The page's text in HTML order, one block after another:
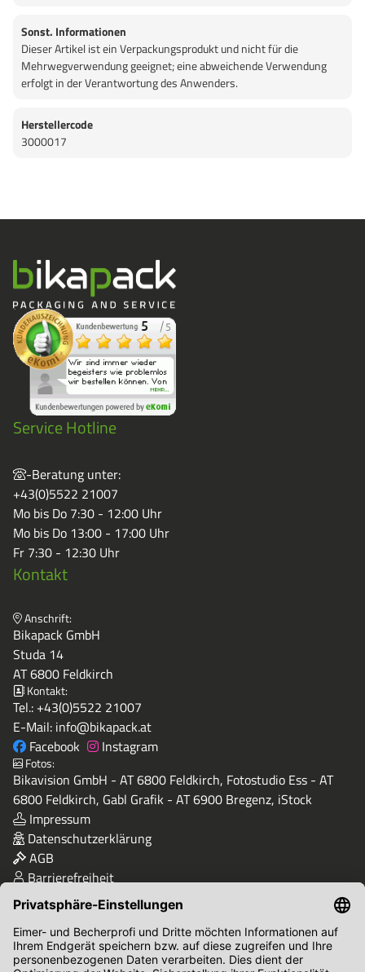
Sonst. Informationen
Dieser Artikel ist ein Verpackungsprodukt und nicht für die
Mehrwegverwendung geeignet; eine abweichende Verwendung
erfolgt in der Verantwortung des Anwenders.
Herstellercode
3000017
Service Hotline
-Beratung unter:
+43(0)5522 21007
Mo bis Do 7:30 - 12:00 Uhr
Mo bis Do 13:00 - 17:00 Uhr
Fr 7:30 - 12:30 Uhr
Kontakt
Anschrift:
Bikapack GmbH
Studa 14
AT 6800 Feldkirch
Kontakt:
Tel.: +43(0)5522 21007
E-Mail: info@bikapack.at
Facebook
Instagram
Fotos:
Bikavision GmbH - AT 6800 Feldkirch, Fotostudio Ess - AT
6800 Feldkirch, Gabl Grafik - AT 6900 Bregenz, iStock
Impressum
Datenschutzerklärung
AGB
Barrierefreiheit
Qualität & Sicherheit